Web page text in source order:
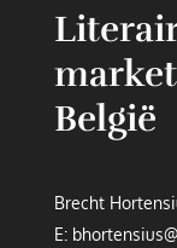
België
Brecht
E: